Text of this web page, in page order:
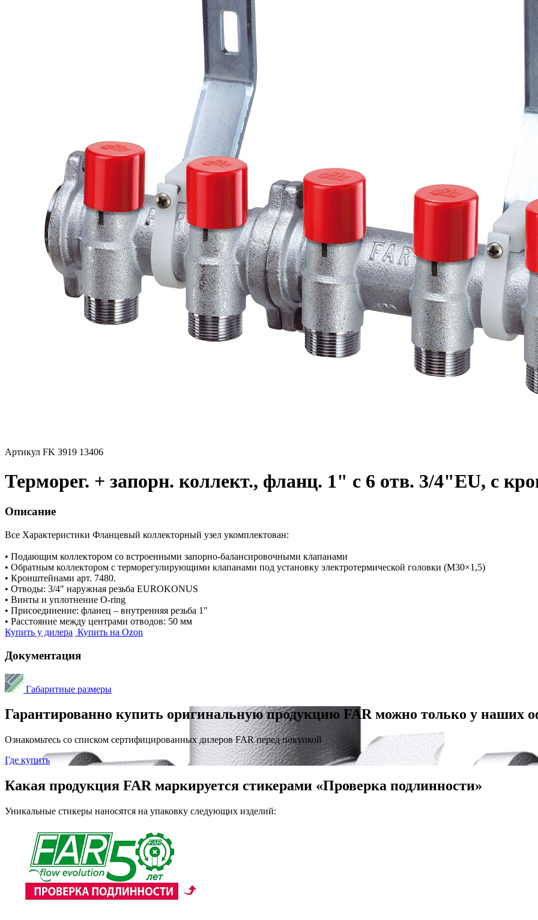
Артикул FK 3919 13406
Терморег. + запорн. коллект., фланц. 1" с 6 отв. 3/4"EU, с
Описание
Все Характеристики Фланцевый коллекторный узел укомплектован:
• Подающим коллектором со встроенными запорно-балансировочными клапанами
• Обратным коллектором с терморегулирующими клапанами под установку электротермической головки (М30×1,5)
• Кронштейнами арт. 7480.
• Отводы: 3/4" наружная резьба EUROKONUS
• Винты и уплотнение O-ring
• Присоединение: фланец – внутренняя резьба 1"
• Расстояние между центрами отводов: 50 мм
Купить у дилера Купить на Ozon
Документация
Габаритные размеры
Гарантированно купить оригинальную продукцию FAR можно только у наших
Ознакомьтесь со списком сертифицированных дилеров FAR перед покупкой
Где купить
Какая продукция FAR маркируется стикерами «Проверка подлинности»
Уникальные стикеры наносятся на упаковку следующих изделий: